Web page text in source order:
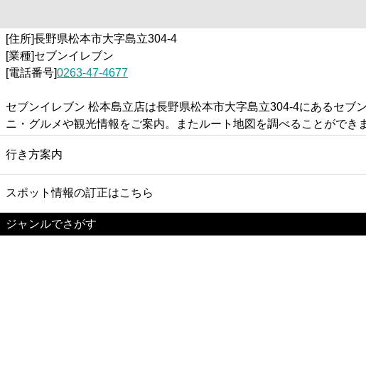
[住所]長野県松本市大字島立304-4
[業種]セブンイレブン
[電話番号]0263-47-4677
セブンイレブン 松本島立店は長野県松本市大字島立304-4にあるセ
ニ・グルメや観光情報をご案内。またルート地図を調べることができ
行き方案内
スポット情報の訂正はこちら
ジャンルでさがす